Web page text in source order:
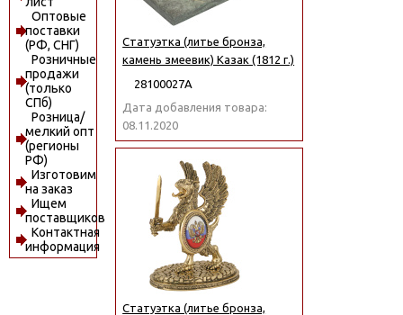
Оптовые
поставки
(РФ, СНГ)
Розничные
продажи
(только
СПб)
Розница/
мелкий опт
(регионы
РФ)
Изготовим
на заказ
Ищем
поставщиков
Контактная
информация
Статуэтка (литье бронза,
камень змеевик) Казак (1812 г.)
28100027А
Дата добавления товара:
08.11.2020
Статуэтка (литье бронза,